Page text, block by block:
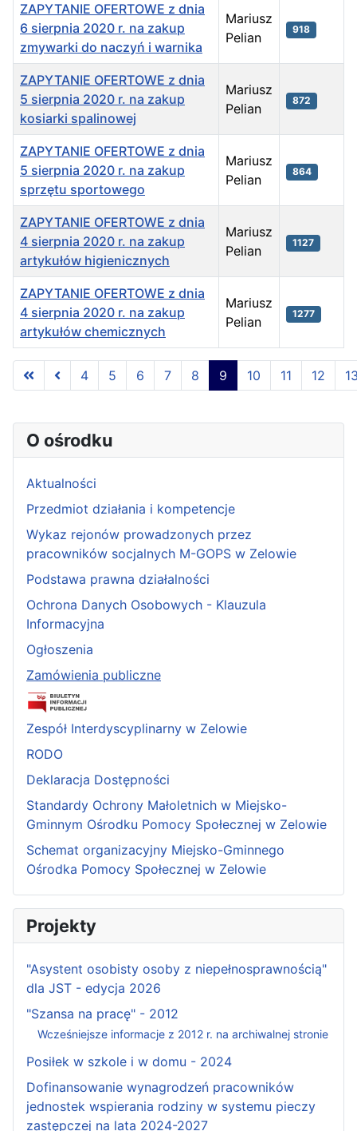
Spis artykułów
ZAPYTANIE OFERTOWE z dnia
6 sierpnia 2020 r. na zakup
zmywarki do naczyń i warnika
Mariusz
Pelian
918
ZAPYTANIE OFERTOWE z dnia
5 sierpnia 2020 r. na zakup
kosiarki spalinowej
Mariusz
Pelian
872
ZAPYTANIE OFERTOWE z dnia
5 sierpnia 2020 r. na zakup
sprzętu sportowego
Mariusz
Pelian
864
ZAPYTANIE OFERTOWE z dnia
4 sierpnia 2020 r. na zakup
artykułów higienicznych
Mariusz
Pelian
1127
ZAPYTANIE OFERTOWE z dnia
4 sierpnia 2020 r. na zakup
artykułów chemicznych
Mariusz
Pelian
1277
Strona 9 z 13
4 5 6 7 8 9 10 11 12
O ośrodku
Aktualności
Przedmiot działania i kompetencje
Wykaz rejonów prowadzonych przez
pracowników socjalnych M-GOPS w Zelowie
Podstawa prawna działalności
Ochrona Danych Osobowych - Klauzula
Informacyjna
Ogłoszenia
Zamówienia publiczne
Zespół Interdyscyplinarny w Zelowie
RODO
Deklaracja Dostępności
Standardy Ochrony Małoletnich w Miejsko-
Gminnym Ośrodku Pomocy Społecznej w Zelowie
Schemat organizacyjny Miejsko-Gminnego
Ośrodka Pomocy Społecznej w Zelowie
Projekty
"Asystent osobisty osoby z niepełnosprawnością"
dla JST - edycja 2026
"Szansa na pracę" - 2012
Wcześniejsze informacje z 2012 r. na archiwalnej stronie
Posiłek w szkole i w domu - 2024
Dofinansowanie wynagrodzeń pracowników
jednostek wspierania rodziny w systemu pieczy
zastępczej na lata 2024-2027